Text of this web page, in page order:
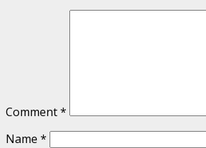
Comment*
Name *